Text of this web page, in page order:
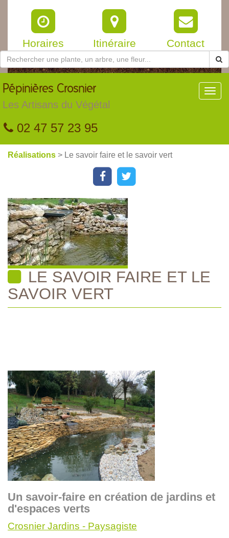
Horaires Itinéraire Contact
Pépinières Crosnier
Les Artisans du Végétal
02 47 57 23 95
Réalisations > Le savoir faire et le savoir vert
LE SAVOIR FAIRE ET LE
SAVOIR VERT
Un savoir-faire en création de jardins et
d'espaces verts
Crosnier Jardins - Paysagiste